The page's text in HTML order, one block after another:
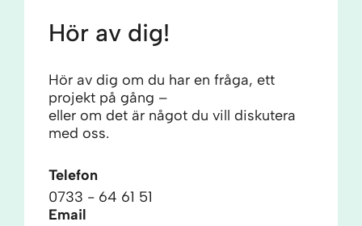
Hör av dig!
Hör av dig om du har en fråga, ett
projekt på gång –
eller om det är något du vill diskutera
med oss.
Telefon
0733 - 64 61 51
Email